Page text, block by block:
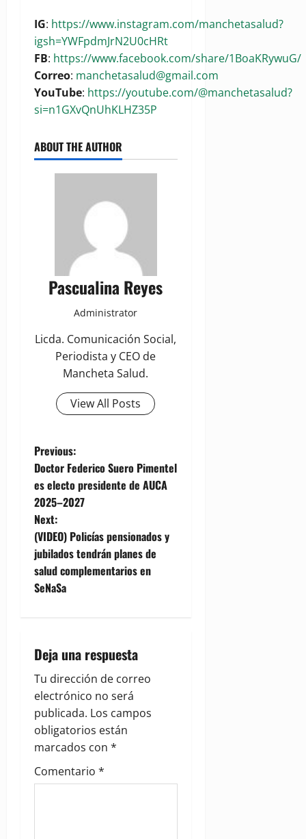
IG: https://www.instagram.com/manchetasalud?
igsh=YWFpdmJrN2U0cHRt
FB: https://www.facebook.com/share/1BoaKRywuG/
Correo: manchetasalud@gmail.com
YouTube: https://youtube.com/@manchetasalud?
si=n1GXvQnUhKLHZ35P
ABOUT THE AUTHOR
Pascualina Reyes
Administrator
Licda. Comunicación Social,
Periodista y CEO de
Mancheta Salud.
View All Posts
P
o
s
t
n
a
i
g
a
t
i
Previous:
Doctor Federico Suero Pimentel
es electo presidente de AUCA
2025–2027
Next:
(VIDEO) Policías pensionados y
jubilados tendrán planes de
salud complementarios en
SeNaSa
Deja una respuesta
Tu dirección de correo
electrónico no será
publicada. Los campos
obligatorios están
marcados con *
Comentario *